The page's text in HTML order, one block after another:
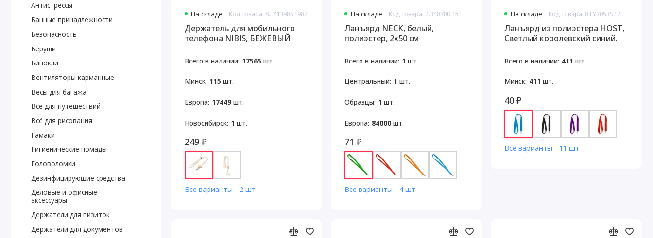
Антистрессы
Банные принадлежности
Безопасность
Беруши
Бинокли
Вентиляторы карманные
Весы для багажа
Все для путешествий
Всё для рисования
Гамаки
Гигиенические помады
Головоломки
Дезинфицирующие средства
Деловые и офисные
аксессуары
Держатели для визиток
Держатели для документов
На складе Код товара: 8.LY1398S1982
Держатель для мобильного
телефона NIBIS, БЕЖЕВЫЙ
Всего в наличии: 17565 шт.
Минск: 115 шт.
Европа: 17449шт.
Новосибирск: 1 шт.
249 ₽
Все варианты - 2 шт
На складе Код товара: 2.348780.15
Ланъярд NECK, белый,
полиэстер, 2х50 см
Всего в наличии: 1 шт.
Центральный: 1 шт.
Образцы: 1 шт.
Европа: 84000шт.
71 ₽
Все варианты - 4 шт
На складе Код товара: 8.LY7053S1242.1
Ланъярд из полиэстера HOST,
Светлый королевский синий.
Всего в наличии: 411 шт.
Минск: 411 шт.
40 ₽
Все варианты - 11 шт